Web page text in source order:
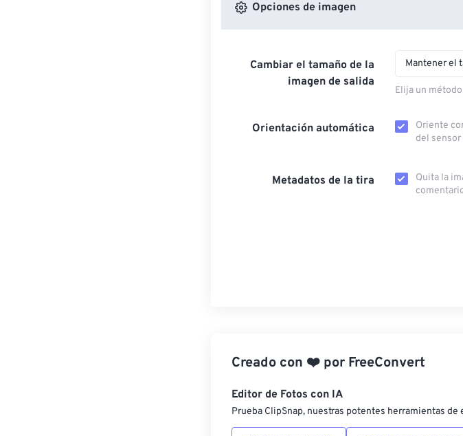
Opciones de imagen
Cambiar el tamaño de la
imagen de salida
Mantener el
Elija un
Orientación automática
Oriente
del sensor
Metadatos de la tira
Quita la
Creado con ❤️ por FreeConvert
Editor de Fotos con IA
Prueba ClipSnap, nuestras potentes herramientas